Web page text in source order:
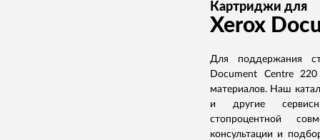
Картриджи для
Xerox
Для поддержания
Document Centre
материалов. Наш
и другие
стопроцентной
консультации и